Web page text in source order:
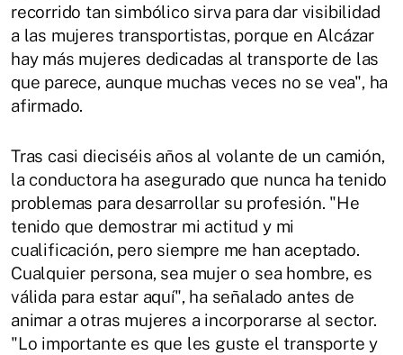
recorrido tan simbólico sirva para dar visibilidad
a las mujeres transportistas, porque en Alcázar
hay más mujeres dedicadas al transporte de las
que parece, aunque muchas veces no se vea", ha
afirmado.
Tras casi dieciséis años al volante de un camión,
la conductora ha asegurado que nunca ha tenido
problemas para desarrollar su profesión. "He
tenido que demostrar mi actitud y mi
cualificación, pero siempre me han aceptado.
Cualquier persona, sea mujer o sea hombre, es
válida para estar aquí", ha señalado antes de
animar a otras mujeres a incorporarse al sector.
"Lo importante es que les guste el transporte y